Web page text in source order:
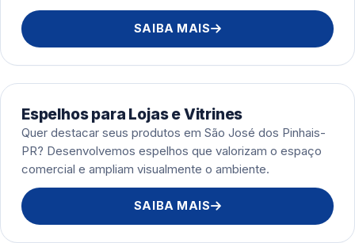
SAIBA MAIS
Espelhos para Lojas e Vitrines
Quer destacar seus produtos em São José dos Pinhais-
PR? Desenvolvemos espelhos que valorizam o espaço
comercial e ampliam visualmente o ambiente.
SAIBA MAIS